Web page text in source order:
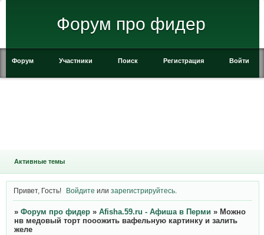
Форум про фидер
Форум Участники Поиск Регистрация Войти
Активные темы
Привет, Гость! Войдите илизарегистрируйтесь
» Форум про фидер » Afisha.59.ru - Афиша в Перми » Можно
нв медовый торт пооожить вафельную картинку и залить
желе